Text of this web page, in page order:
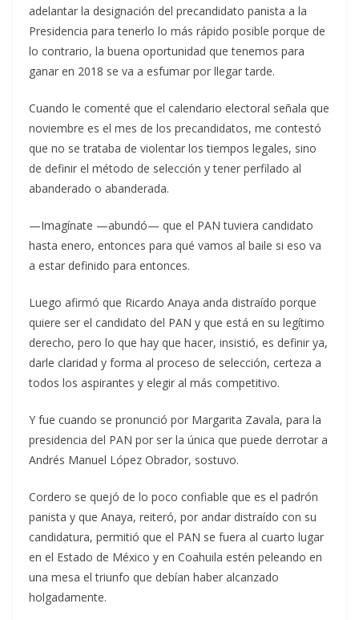
adelantar la designación del precandidato panista a la
Presidencia para tenerlo lo más rápido posible porque de
lo contrario, la buena oportunidad que tenemos para
ganar en 2018 se va a esfumar por llegar tarde.
Cuando le comenté que el calendario electoral señala que
noviembre es el mes de los precandidatos, me contestó
que no se trataba de violentar los tiempos legales, sino
de definir el método de selección y tener perfilado al
abanderado o abanderada.
—Imagínate —abundó— que el PAN tuviera candidato
hasta enero, entonces para qué vamos al baile si eso va
a estar definido para entonces.
Luego afirmó que Ricardo Anaya anda distraído porque
quiere ser el candidato del PAN y que está en su legítimo
derecho, pero lo que hay que hacer, insistió, es definir ya,
darle claridad y forma al proceso de selección, certeza a
todos los aspirantes y elegir al más competitivo.
Y fue cuando se pronunció por Margarita Zavala, para la
presidencia del PAN por ser la única que puede derrotar a
Andrés Manuel López Obrador, sostuvo.
Cordero se quejó de lo poco confiable que es el padrón
panista y que Anaya, reiteró, por andar distraído con su
candidatura, permitió que el PAN se fuera al cuarto lugar
en el Estado de México y en Coahuila estén peleando en
una mesa el triunfo que debían haber alcanzado
holgadamente.